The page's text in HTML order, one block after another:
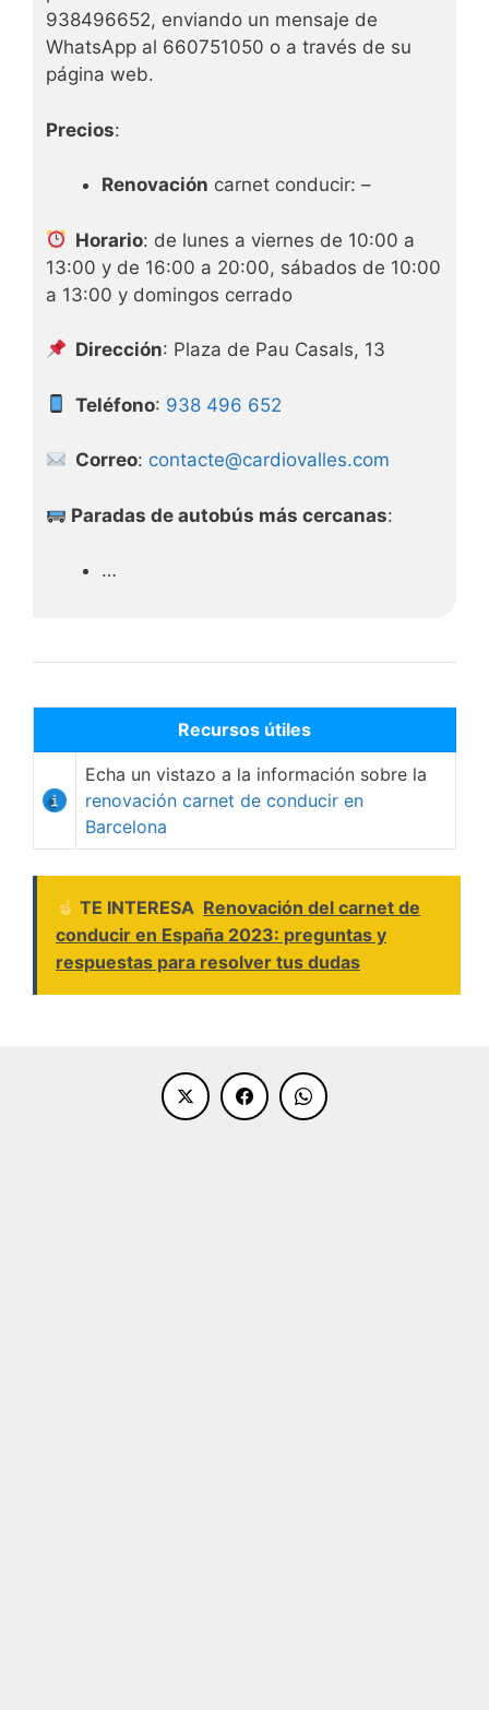
938496652, enviando un mensaje de
WhatsApp al 660751050 o a través de su
página web.
Precios:
Renovación carnet conducir: –
Horario: de lunes a viernes de 10:00 a
13:00 y de 16:00 a 20:00, sábados de 10:00
a 13:00 y domingos cerrado
Dirección: Plaza de Pau Casals, 13
Teléfono: 938 496 652
Correo: contacte@cardiovalles.com
Paradas de autobús más cercanas:
…
Recursos útiles
Echa un vistazo a la información sobre la
renovación carnet de conducir en
Barcelona
TE INTERESA Renovación del carnet de
conducir en España 2023: preguntas y
respuestas para resolver tus dudas